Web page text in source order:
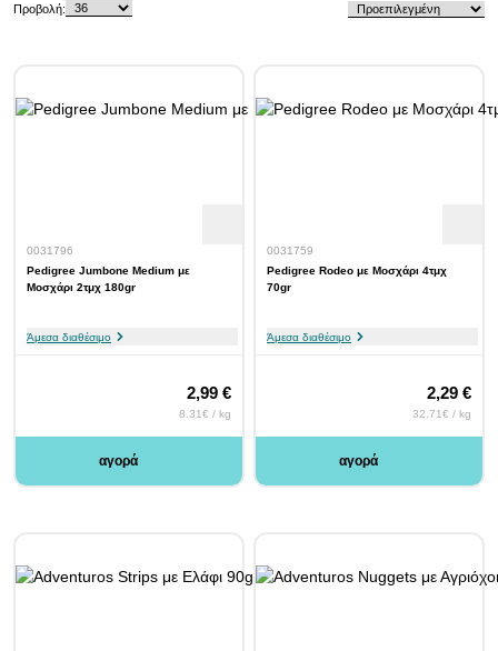
Προβολή:
0031796
Pedigree Jumbone Medium με
Μοσχάρι 2τμχ 180gr
Άμεσα διαθέσιμο
2,99 €
8.31€ / kg
αγορά
0031759
Pedigree Rodeo με Μοσχάρι 4τμχ
70gr
Άμεσα διαθέσιμο
2,29 €
32.71€ / kg
αγορά